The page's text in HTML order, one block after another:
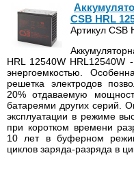
CSB HRL
Артикул CSB
HRL 12540W HRL12540W
энергоемкостью.
решетка электродов
20% отдаваемую
батареями других серий.
эксплуатации в режиме
при коротком времени
10 лет в буферном
циклов заряда-разряда в